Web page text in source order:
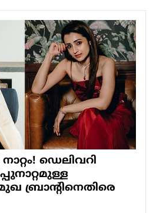
ഡെലിവറി
ബ്രാന്റിനെതിരെ